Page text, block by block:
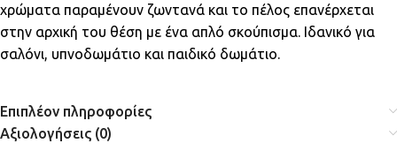
χρώματα παραμένουν ζωντανά και το πέλος επανέρχεται
στην αρχική του θέση με ένα απλό σκούπισμα. Ιδανικό για
σαλόνι, υπνοδωμάτιο και παιδικό δωμάτιο.
Επιπλέον πληροφορίες
Αξιολογήσεις (0)